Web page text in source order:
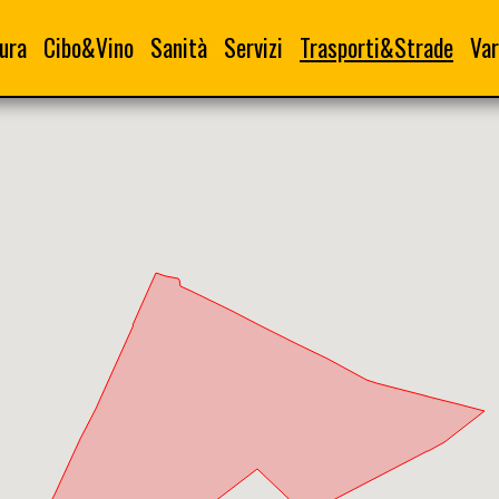
Cibo&Vino Sanità Servizi Trasporti&Strade